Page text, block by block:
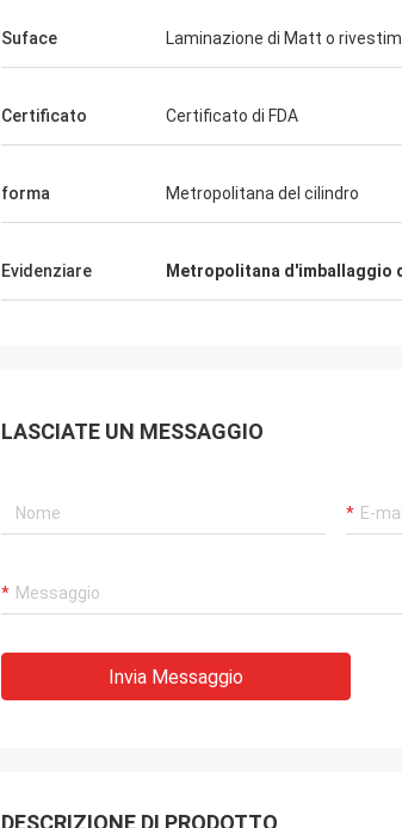
cooperazione con voi. grazie
Suface Laminazione di Matt o
Certificato Certificato di FDA
forma Metropolitana del cilindro
Evidenziare Metropolitana d'imballaggio
LASCIATE UN MESSAGGIO
Invia Messaggio
DESCRIZIONE DI PRODOTTO